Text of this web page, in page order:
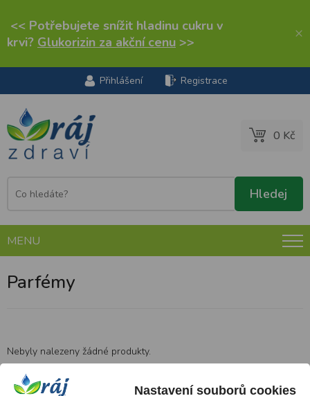
<< Potřebujete snížit hladinu cukru v
krvi? Glukorizin za akční cenu >> ×
Přihlášení Registrace
0 Kč
MENU
Parfémy
Nebyly nalezeny žádné produkty.
Nastavení souborů cookies